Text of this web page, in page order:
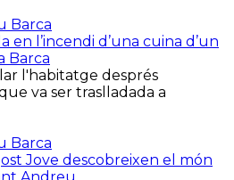
Barca
en l’incendi d’una cuina d’un
Barca
l'habitatge després
va ser traslladada a
Barca
Jove descobreixen el món